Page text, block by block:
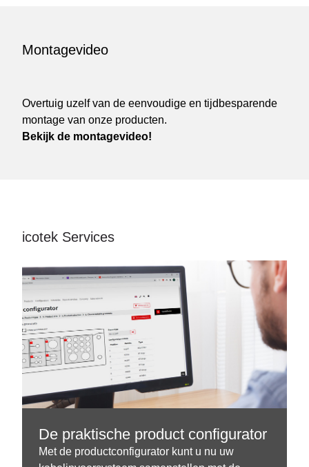
Montagevideo
Overtuig uzelf van de eenvoudige en tijdbesparende
montage van onze producten.
Bekijk de montagevideo!
icotek Services
De praktische product configurator
Met de productconfigurator kunt u nu uw